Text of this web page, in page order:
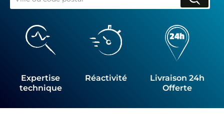
Expertise
technique
Réactivité
Livraison 24h
Offerte